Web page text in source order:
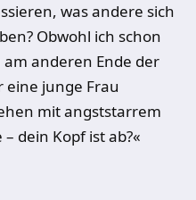
was andere sich
Obwohl ich schon
anderen Ende der
eine junge Frau
mit angststarrem
dein Kopf ist ab?«